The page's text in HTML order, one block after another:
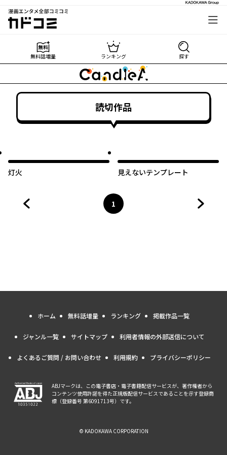
漫画エンタメ全部コミコミ
カドコミ
無料話増量 ランキング 探す
読切作品
灯火 見えないテンプレート
ページ
1
へ
ホーム 無料話増量 ランキング 掲載作品一覧
ジャンル一覧 サイトマップ 利用者情報の外部送信について
よくあるご質問 / お問い合わせ 利用規約 プライバシーポリシー
ABJマークは、この電子書店・電子書籍配信サービスが、著作権者から
コンテンツ使用許諾を得た正規版配信サービスであることを示す登録商
標（登録番号 第6091713号）です。
© KADOKAWA CORPORATION